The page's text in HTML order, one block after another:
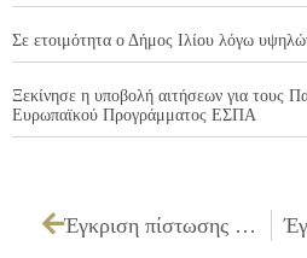
Σε ετοιμότητα ο Δήμος Ιλίου λόγω
Ξεκίνησε η υποβολή αιτήσεων για τους
Ευρωπαϊκού Προγράμματος ΕΣΠΑ
Έγκριση πίστωσης που αφορά την «Απολύμανση κτιρίων και αύλειου χώρου στο εργοτάξιο Μπίμπιζα 1 & στο Δημοτικό Κοιμητήριο»